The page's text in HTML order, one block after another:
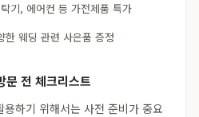
기, 에어컨 등 가전제품 특가
한 웨딩 관련 사은품 증정
문 전 체크리스트
하기 위해서는 사전 준비가 중요